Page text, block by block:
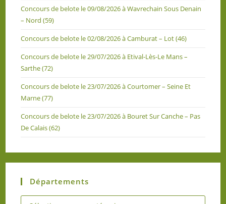
Concours de belote le 09/08/2026 à Wavrechain Sous Denain
– Nord (59)
Concours de belote le 02/08/2026 à Camburat – Lot (46)
Concours de belote le 29/07/2026 à Etival-Lès-Le Mans –
Sarthe (72)
Concours de belote le 23/07/2026 à Courtomer – Seine Et
Marne (77)
Concours de belote le 23/07/2026 à Bouret Sur Canche – Pas
De Calais (62)
Départements